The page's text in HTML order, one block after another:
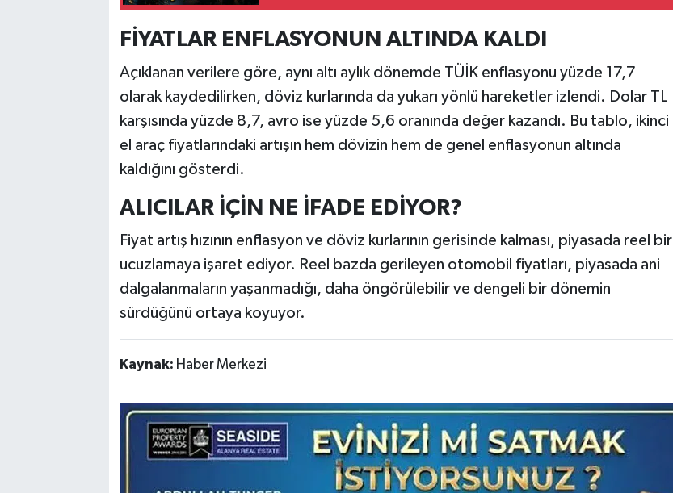
FİYATLAR ENFLASYONUN ALTINDA KALDI
Açıklanan verilere göre, aynı altı aylık dönemde TÜİK enflasyonu yüzde 17,7
olarak kaydedilirken, döviz kurlarında da yukarı yönlü hareketler izlendi. Dolar TL
karşısında yüzde 8,7, avro ise yüzde 5,6 oranında değer kazandı. Bu tablo, ikinci
el araç fiyatlarındaki artışın hem dövizin hem de genel enflasyonun altında
kaldığını gösterdi.
ALICILAR İÇİN NE İFADE EDİYOR?
Fiyat artış hızının enflasyon ve döviz kurlarının gerisinde kalması, piyasada reel bir
ucuzlamaya işaret ediyor. Reel bazda gerileyen otomobil fiyatları, piyasada ani
dalgalanmaların yaşanmadığı, daha öngörülebilir ve dengeli bir dönemin
sürdüğünü ortaya koyuyor.
Kaynak: Haber Merkezi